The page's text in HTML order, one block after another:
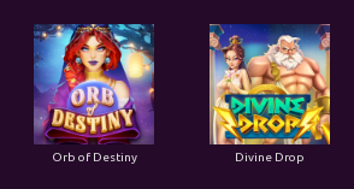
Orb of Destiny Divine Drop